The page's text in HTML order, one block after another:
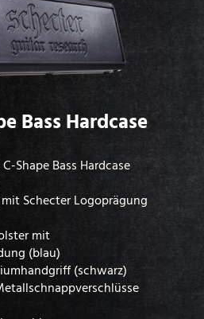
Bass Hardcase
Shape Bass Hardcase
Schecter Logoprägung
mit
(blau)
(schwarz)